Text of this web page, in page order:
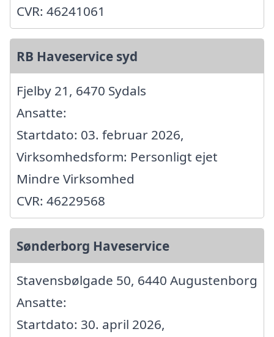
CVR: 46241061
RB Haveservice syd
Fjelby 21, 6470 Sydals
Ansatte:
Startdato: 03. februar 2026,
Virksomhedsform: Personligt ejet
Mindre Virksomhed
CVR: 46229568
Sønderborg Haveservice
Stavensbølgade 50, 6440 Augustenborg
Ansatte:
Startdato: 30. april 2026,